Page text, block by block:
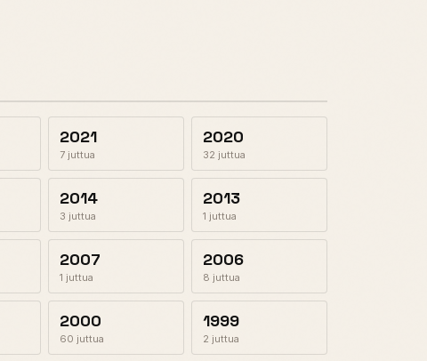
2021
7 juttua
2020
32 juttua
2014
3 juttua
2013
1 juttua
2007
1 juttua
2006
8 juttua
2000
60 juttua
1999
2 juttua